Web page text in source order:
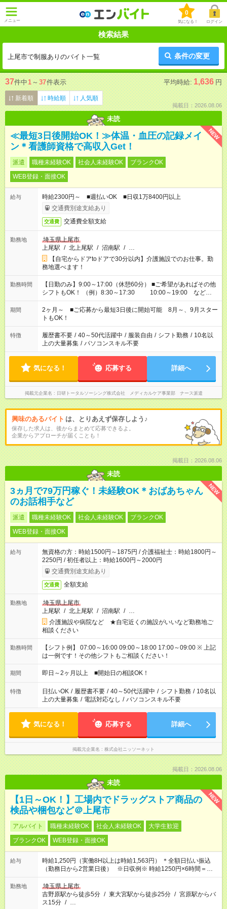
メニュー
0
気になる！ ログイン
検索結果
上尾市で制服ありのバイト一覧 条件の変更
37件中1 ～ 37件表示 平均時給: 1,636 円
新着順 時給順 人気順
掲載日：2026.08.06
未読
NEW
≪最短3日後開始OK！≫体温・血圧の記録メイ
ン＊看護師資格で高収入Get！
派遣 職種未経験OK 社会人未経験OK
ブランクOK
WEB登録・面接OK
給与
時給2300円～ ■週払いOK ■日収1万8400円以上
交通費別途支給あり
交通費 交通費全額支給
勤務地
埼玉県上尾市
上尾駅 / 北上尾駅 / 沼南駅 / …
【自宅からドアtoドアで30分以内】介護施設でのお仕事。勤
務地選べます！
勤務時間
【日勤のみ】9:00～17:00（休憩60分） ■ご希望があればその他
シフトもOK！ （例）8:30～17:30 10:00～19:00 など
「家族とお休みを合わせたい」 「できれば残業はしたくない」
など、あなたのご希望に沿ったお仕事をご紹介します！ ※Wワ
ーク希望の方へ 今ご覧のお仕事で希望する勤務時間と、もう1つ
のお仕事の勤務時間。 合計で週40時間を超える場合は応募でき
ません
期間
2ヶ月～ ■ご応募から最短3日後に開始可能 8月～、9月スター
トもOK！
特徴 履歴書不要 / 40～50代活躍中 / 服装自由 / シフト勤務 / 10名以
上の大量募集 / パソコンスキル不要
気になる！ 応募する 詳細へ
掲載元企業名 日研トータルソーシング株式会社 メディカルケア事業部 ナース派遣
興味のあるバイト は、とりあえず保存しよう♪
保存した求人は、後からまとめて応募できるよ。
企業からアプローチが届くことも！
掲載日：2026.08.06
未読
NEW
3ヵ月で79万円稼ぐ！未経験OK＊おばあちゃん
のお話相手など
派遣 職種未経験OK 社会人未経験OK
ブランクOK
WEB登録・面接OK
給与
無資格の方：時給1500円～1875円 / 介護福祉士：時給1800円～
2250円 / 初任者以上：時給1600円～2000円
交通費別途支給あり
交通費 全額支給
勤務地
埼玉県上尾市
上尾駅 / 北上尾駅 / 沼南駅 / …
介護施設や病院など ★自宅近くの施設がいいなど勤務地ご
相談ください
勤務時間
【シフト例】 07:00～16:00 09:00～18:00 17:00～09:00 ※ 上記
は一例です！その他シフトもご相談ください！
期間 即日～2ヶ月以上 ■開始日の相談OK！
特徴 日払いOK / 履歴書不要 / 40～50代活躍中 / シフト勤務 / 10名以
上の大量募集 / 電話対応なし / パソコンスキル不要
気になる！ 応募する 詳細へ
掲載元企業名 株式会社ニッソーネット
掲載日：2026.08.06
未読
NEW
【1日～OK！】工場内でドラッグストア商品の
検品や梱包など＠上尾市
アルバイト 職種未経験OK 社会人未経験OK
大学生歓迎
ブランクOK
WEB登録・面接OK
給与
時給1,250円（実働8H以上は時給1,563円） ＊全額日払い振込
（勤務日から2営業日後） ※日収例※ 時給1250円×6時間＝日収
7500円
勤務地
埼玉県上尾市
吉野原駅から徒歩5分 / 東大宮駅から徒歩25分 / 宮原駅からバ
ス15分 / …